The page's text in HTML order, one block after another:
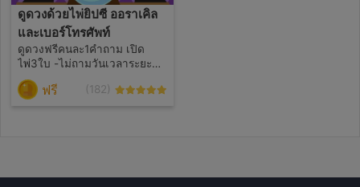
ดูดวงด้วยไพ่ยิปซี ออราเคิล
และเบอร์โทรศัพท์
ดูดวงฟรีคนละ1คำถาม เปิด
ไพ่3ใบ -ไม่ถามวันเวลาระยะ
เพราะกำหนดระยะเวลาไม่ได้
เปิดไพ่3ใบ -ไม่ถามเรื่องเนื้อคู่ คู่
ละ10เหรียญ ถามได้ทุกเรื่องนะ
ฟรี (182)